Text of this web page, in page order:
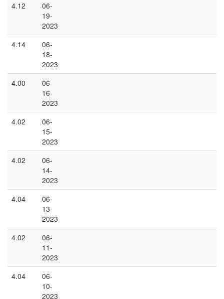
4.12
06-
19-
2023
4.14
06-
18-
2023
4.00
06-
16-
2023
4.02
06-
15-
2023
4.02
06-
14-
2023
4.04
06-
13-
2023
4.02
06-
11-
2023
4.04
06-
10-
2023